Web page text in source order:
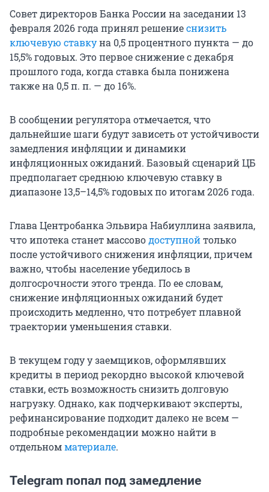
Совет директоров Банка России на заседании 13
февраля 2026 года принял решениеснизить
ключевую ставкуна 0,5 процентного пункта — до
15,5% годовых. Это первое снижение с декабря
прошлого года, когда ставка была понижена
также на 0,5 п. п. — до 16%.
В сообщении регулятора отмечается, что
дальнейшие шаги будут зависеть от устойчивости
замедления инфляции и динамики
инфляционных ожиданий. Базовый сценарий ЦБ
предполагает среднюю ключевую ставку в
диапазоне 13,5–14,5% годовых по итогам 2026 года.
Глава Центробанка Эльвира Набиуллина заявила,
что ипотека станет массоводоступнойтолько
после устойчивого снижения инфляции, причем
важно, чтобы население убедилось в
долгосрочности этого тренда. По ее словам,
снижение инфляционных ожиданий будет
происходить медленно, что потребует плавной
траектории уменьшения ставки.
В текущем году у заемщиков, оформлявших
кредиты в период рекордно высокой ключевой
ставки, есть возможность снизить долговую
нагрузку. Однако, как подчеркивают эксперты,
рефинансирование подходит далеко не всем —
подробные рекомендации можно найти в
отдельномматериале.
Telegram попал под замедление